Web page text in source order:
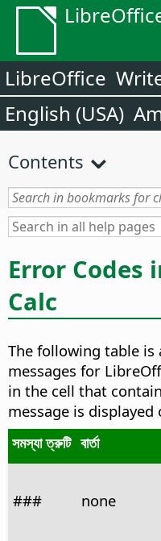
LibreOffice
English (USA)
Contents
Error Codes
Calc
The following table
messages for
in the cell that
message is displayed
সমস্যা ত্রুটি বার্তা
### none